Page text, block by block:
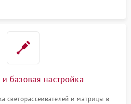
базовая настройка
светорассеивателей и матрицы в